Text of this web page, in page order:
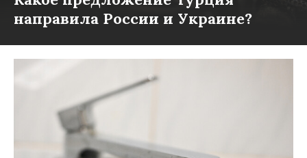
направила России и Украине?